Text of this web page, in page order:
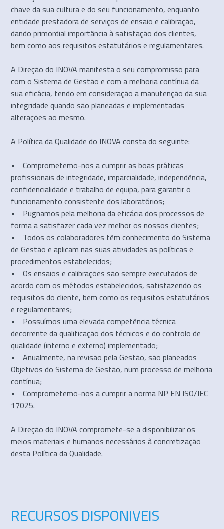
chave da sua cultura e do seu funcionamento, enquanto
entidade prestadora de serviços de ensaio e calibração,
dando primordial importância à satisfação dos clientes,
bem como aos requisitos estatutários e regulamentares.
A Direção do INOVA manifesta o seu compromisso para
com o Sistema de Gestão e com a melhoria contínua da
sua eficácia, tendo em consideração a manutenção da sua
integridade quando são planeadas e implementadas
alterações ao mesmo.
A Política da Qualidade do INOVA consta do seguinte:
• Comprometemo-nos a cumprir as boas práticas
profissionais de integridade, imparcialidade, independência,
confidencialidade e trabalho de equipa, para garantir o
funcionamento consistente dos laboratórios;
• Pugnamos pela melhoria da eficácia dos processos de
forma a satisfazer cada vez melhor os nossos clientes;
• Todos os colaboradores têm conhecimento do Sistema
de Gestão e aplicam nas suas atividades as políticas e
procedimentos estabelecidos;
• Os ensaios e calibrações são sempre executados de
acordo com os métodos estabelecidos, satisfazendo os
requisitos do cliente, bem como os requisitos estatutários
e regulamentares;
• Possuímos uma elevada competência técnica
decorrente da qualificação dos técnicos e do controlo de
qualidade (interno e externo) implementado;
• Anualmente, na revisão pela Gestão, são planeados
Objetivos do Sistema de Gestão, num processo de melhoria
contínua;
• Comprometemo-nos a cumprir a norma NP EN ISO/IEC
17025.
A Direção do INOVA compromete-se a disponibilizar os
meios materiais e humanos necessários à concretização
desta Política da Qualidade.
RECURSOS DISPONIVEIS